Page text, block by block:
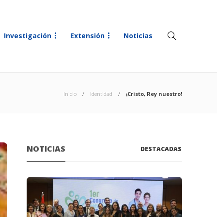
Investigación Extensión Noticias
Inicio Identidad ¡Cristo, Rey nuestro!
NOTICIAS DESTACADAS